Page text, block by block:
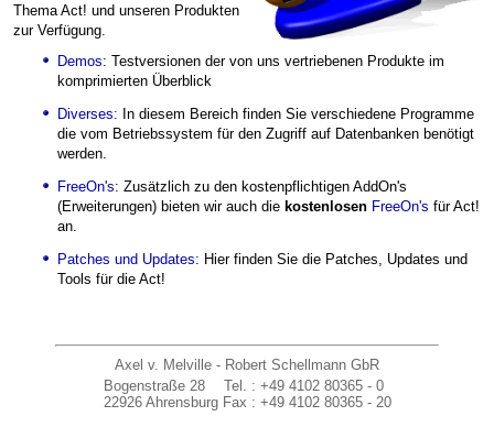
Thema Act! und unseren Produkten
zur Verfügung.
Demos: Testversionen der von uns vertriebenen Produkte im
komprimierten Überblick
Diverses: In diesem Bereich finden Sie verschiedene Programme
die vom Betriebssystem für den Zugriff auf Datenbanken benötigt
werden.
FreeOn's: Zusätzlich zu den kostenpflichtigen AddOn's
(Erweiterungen) bieten wir auch die kostenlosen FreeOn's für Act!
an.
Patches und Updates: Hier finden Sie die Patches, Updates und
Tools für die Act!
Axel v. Melville - Robert Schellmann GbR
Bogenstraße 28
22926 Ahrensburg
Tel.
Fax
: +49 4102 80365 - 0
: +49 4102 80365 - 20